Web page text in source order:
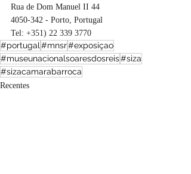
Rua de Dom Manuel II 44
4050-342 - Porto, Portugal
Tel: +351) 22 339 3770
#portugal #mnsr#exposiçao
#museunacionalsoaresdosreis#siza
#sizacamarabarroca
Recentes